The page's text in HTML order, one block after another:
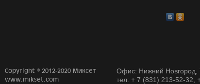
Copyright © 2012-2020 Миксет
www.mikset.com
Офис: Нижний Новгород,
тел: + 7 (831) 213-52-32,